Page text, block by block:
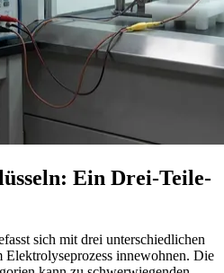
Ein Drei-Teile-
sich mit drei unterschiedlichen
Elektrolyseprozess innewohnen. Die